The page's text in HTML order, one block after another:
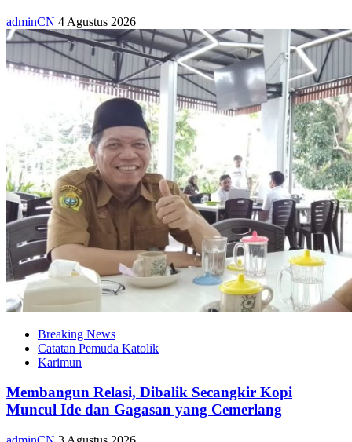
adminCN 4 Agustus 2026
Breaking News
Catatan Pemuda Katolik
Karimun
Membangun Relasi, Dibalik Secangkir Kopi
Muncul Ide dan Gagasan yang Cemerlang